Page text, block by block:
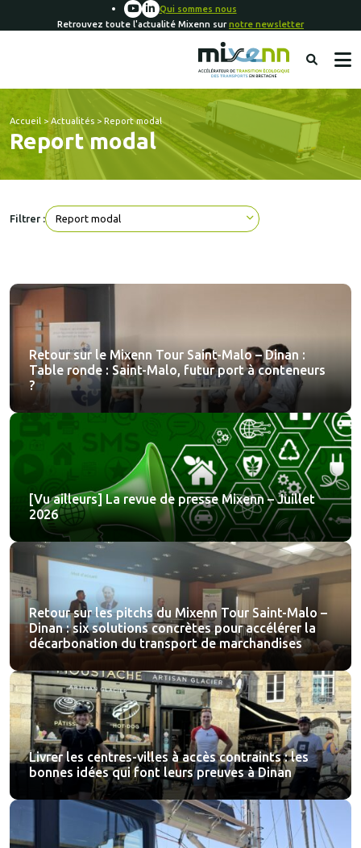
Qui sommes nous
Retrouvez toute l'actualité Mixenn surnotre newsletter
Accueil > Actualités >Report modal
Report modal
Filtrer :
Retour sur le Mixenn Tour Saint-Malo – Dinan :
Table ronde : Saint-Malo, futur port à conteneurs
?
[Vu ailleurs] La revue de presse Mixenn – Juillet
2026
Retour sur les pitchs du Mixenn Tour Saint-Malo –
Dinan : six solutions concrètes pour accélérer la
décarbonation du transport de marchandises
Livrer les centres-villes à accès contraints : les
bonnes idées qui font leurs preuves à Dinan